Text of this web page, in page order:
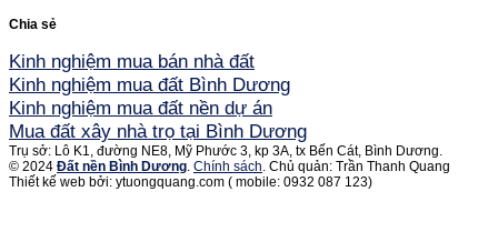
Chia sẻ
Kinh nghiệm mua bán nhà đất
Kinh nghiệm mua đất Bình Dương
Kinh nghiệm mua đất nền dự án
Mua đất xây nhà trọ tại Bình Dương
Trụ sở: Lô K1, đường NE8, Mỹ Phước 3, kp 3A, tx Bến Cát, Bình Dương.
© 2024 Đất nền Bình Dương. Chính sách. Chủ quản: Trần Thanh Quang
Thiết kế web bởi: ytuongquang.com ( mobile: 0932 087 123)